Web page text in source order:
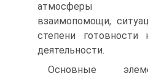
атмосферы
взаимопомощи,
степени готовности
деятельности.
Основные